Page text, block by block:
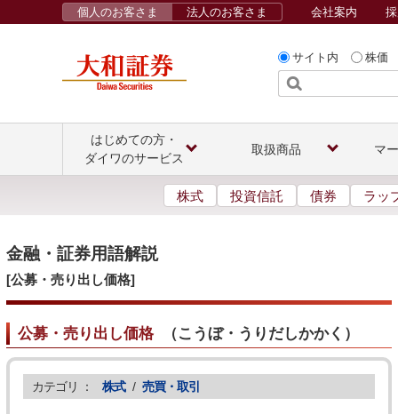
サイト内 株価
個人のお客さま 法人のお客さま 会社案内
はじめての方・
ダイワのサービス
取扱商品 マ
株式 投資信託 債券 ラッ
金融・証券用語解説
[公募・売り出し価格]
公募・売り出し価格（こうぼ・うりだしかかく ）
カテゴリ ： 株式 / 売買・取引